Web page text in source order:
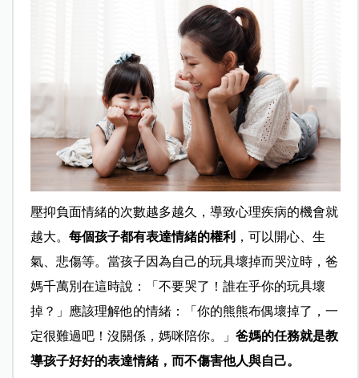
壓抑負面情緒的次數越多越久，導致心理疾病的機會就
越大。 每個孩子都有表達情緒的權利 ，可以開心、生
氣、悲傷等。當孩子因為自己的玩具壞掉而哭泣時，爸
媽千萬別在這時說：「不要哭了！誰在乎你的玩具壞
掉？」應該理解他的情緒：「你的熊熊布偶壞掉了，一
定很難過吧！沒關係，媽咪陪你。」 爸媽的任務就是教
導孩子好好的表達情緒，而不傷害他人與自己。